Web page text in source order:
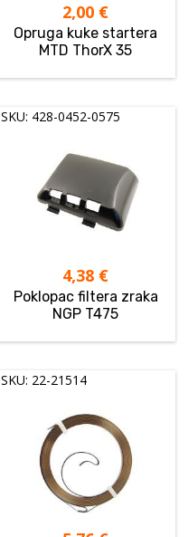
2,00 €
Opruga kuke startera
MTD ThorX 35
SKU: 428-0452-0575
4,38 €
Poklopac filtera zraka
NGP T475
SKU: 22-21514